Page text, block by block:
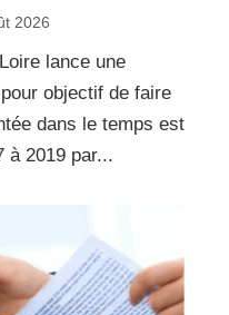
2026
lance une
objectif de faire
dans le temps est
à 2019 par...